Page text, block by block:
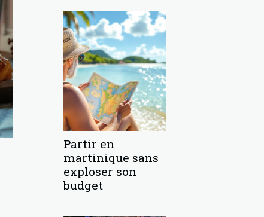
Partir en
martinique sans
exploser son
budget